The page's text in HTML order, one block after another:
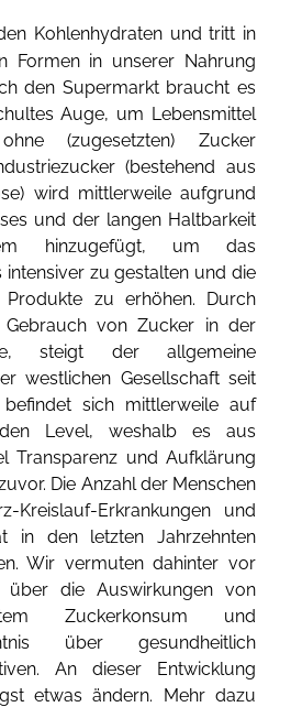
Kohlenhydraten und tritt in
Formen in unserer Nahrung
den Supermarkt braucht es
Auge, um Lebensmittel
(zugesetzten) Zucker
(bestehend aus
wird mittlerweile aufgrund
und der langen Haltbarkeit
hinzugefügt, um das
intensiver zu gestalten und die
Produkte zu erhöhen. Durch
Gebrauch von Zucker in der
steigt der allgemeine
westlichen Gesellschaft seit
sich mittlerweile auf
Level, weshalb es aus
Transparenz und Aufklärung
Die Anzahl der Menschen
Kreislauf-Erkrankungen und
in den letzten Jahrzehnten
Wir vermuten dahinter vor
über die Auswirkungen von
Zuckerkonsum und
über gesundheitlich
An dieser Entwicklung
etwas ändern. Mehr dazu